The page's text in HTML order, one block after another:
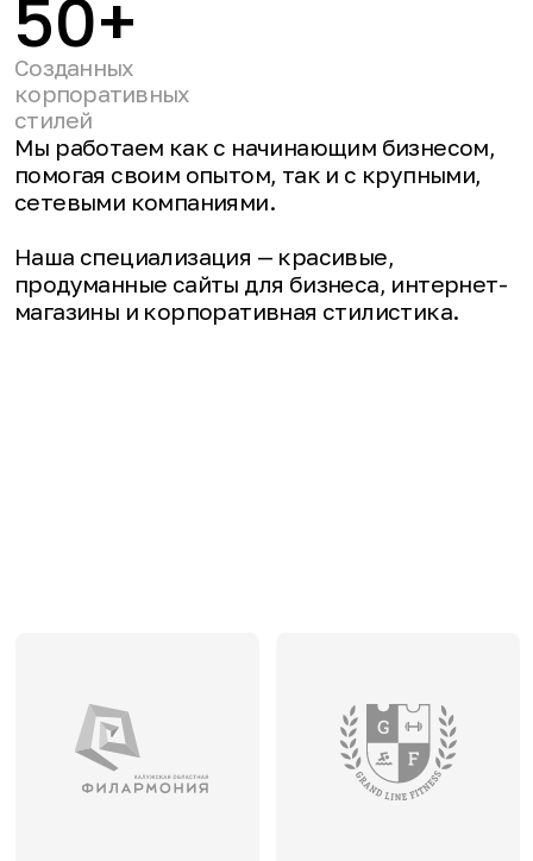
Наша специализация — красивые,
продуманные сайты для бизнеса, интернет-
магазины и корпоративная стилистика.